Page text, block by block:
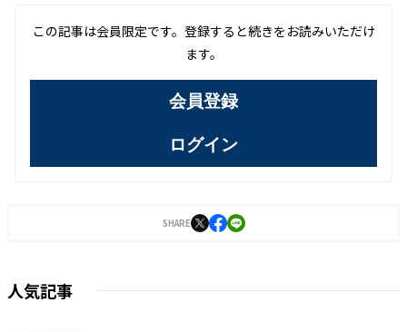
この記事は会員限定です。登録すると続きをお読みいただけ
ます。
会員登録
ログイン
SHARE
人気記事